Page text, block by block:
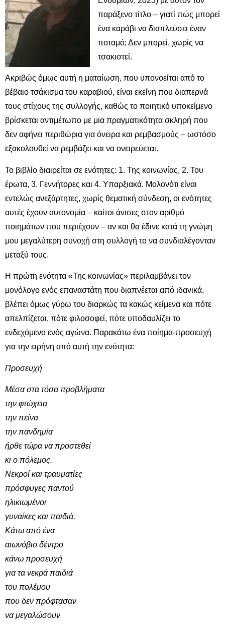
παράξενο τίτλο – γιατί πώς μπορεί
ένα καράβι να διαπλεύσει έναν
ποταμό; Δεν μπορεί, χωρίς να
τσακιστεί.
Ακριβώς όμως αυτή η ματαίωση, που υπονοείται από το
βέβαιο τσάκισμα του καραβιού, είναι εκείνη που διαπερνά
τους στίχους της συλλογής, καθώς το ποιητικό υποκείμενο
βρίσκεται αντιμέτωπο με μια πραγματικότητα σκληρή που
δεν αφήνει περιθώρια για όνειρα και ρεμβασμούς – ωστόσο
εξακολουθεί να ρεμβάζει και να ονειρεύεται.
Το βιβλίο διαιρείται σε ενότητες: 1. Της κοινωνίας, 2. Του
έρωτα, 3. Γεννήτορες και 4. Υπαρξιακά. Μολονότι είναι
εντελώς ανεξάρτητες, χωρίς θεματική σύνδεση, οι ενότητες
αυτές έχουν αυτονομία – καίτοι άνισες στον αριθμό
ποιημάτων που περιέχουν – αν και θα έδινε κατά τη γνώμη
μου μεγαλύτερη συνοχή στη συλλογή το να συνδιαλέγονταν
μεταξύ τους.
Η πρώτη ενότητα «Της κοινωνίας» περιλαμβάνει τον
μονόλογο ενός επαναστάτη που διαπνέεται από ιδανικά,
βλέπει όμως γύρω του διαρκώς τα κακώς κείμενα και πότε
απελπίζεται, πότε φιλοσοφεί, πότε υποδαυλίζει το
ενδεχόμενο ενός αγώνα. Παρακάτω ένα ποίημα-προσευχή
για την ειρήνη από αυτή την ενότητα:
Προσευχή
Μέσα στα τόσα προβλήματα
την φτώχεια
την πείνα
την πανδημία
ήρθε τώρα να προστεθεί
κι ο πόλεμος.
Νεκροί και τραυματίες
πρόσφυγες παντού
ηλικιωμένοι
γυναίκες και παιδιά.
Κάτω από ένα
αιωνόβιο δέντρο
κάνω προσευχή
για τα νεκρά παιδιά
του πολέμου
που δεν πρόφτασαν
να μεγαλώσουν